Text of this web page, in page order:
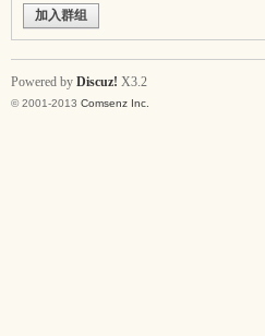
加入群组
Powered by Discuz! X3.2
© 2001-2013 Comsenz Inc.